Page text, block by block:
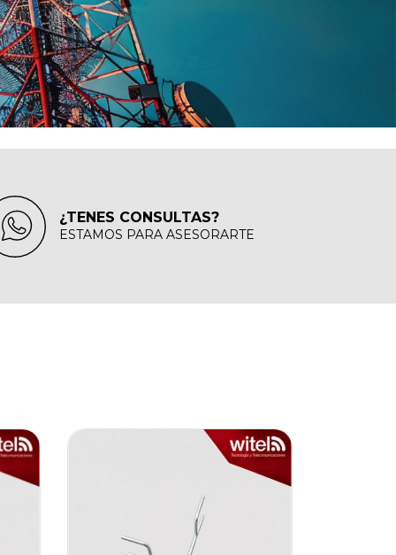
¿TENES CONSULTAS?
ESTAMOS PARA ASESORARTE